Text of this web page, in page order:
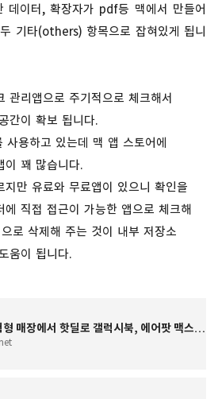
데이터, 확장자가 pdf등 맥에서 만들어
기타(others) 항목으로 잡혀있게 됩니
관리앱으로 주기적으로 체크해서
간이 확보 됩니다.
사용하고 있는데 맥 앱 스토어에
이 꽤 많습니다.
지만 유료와 무료앱이 있으니 확인을
에 직접 접근이 가능한 앱으로 체크해
로 삭제해 주는 것이 내부 저장소
움이 됩니다.
kt 체험형 매장에서 핫딜로 갤럭시북, 에어팟 맥스 할인 받는법